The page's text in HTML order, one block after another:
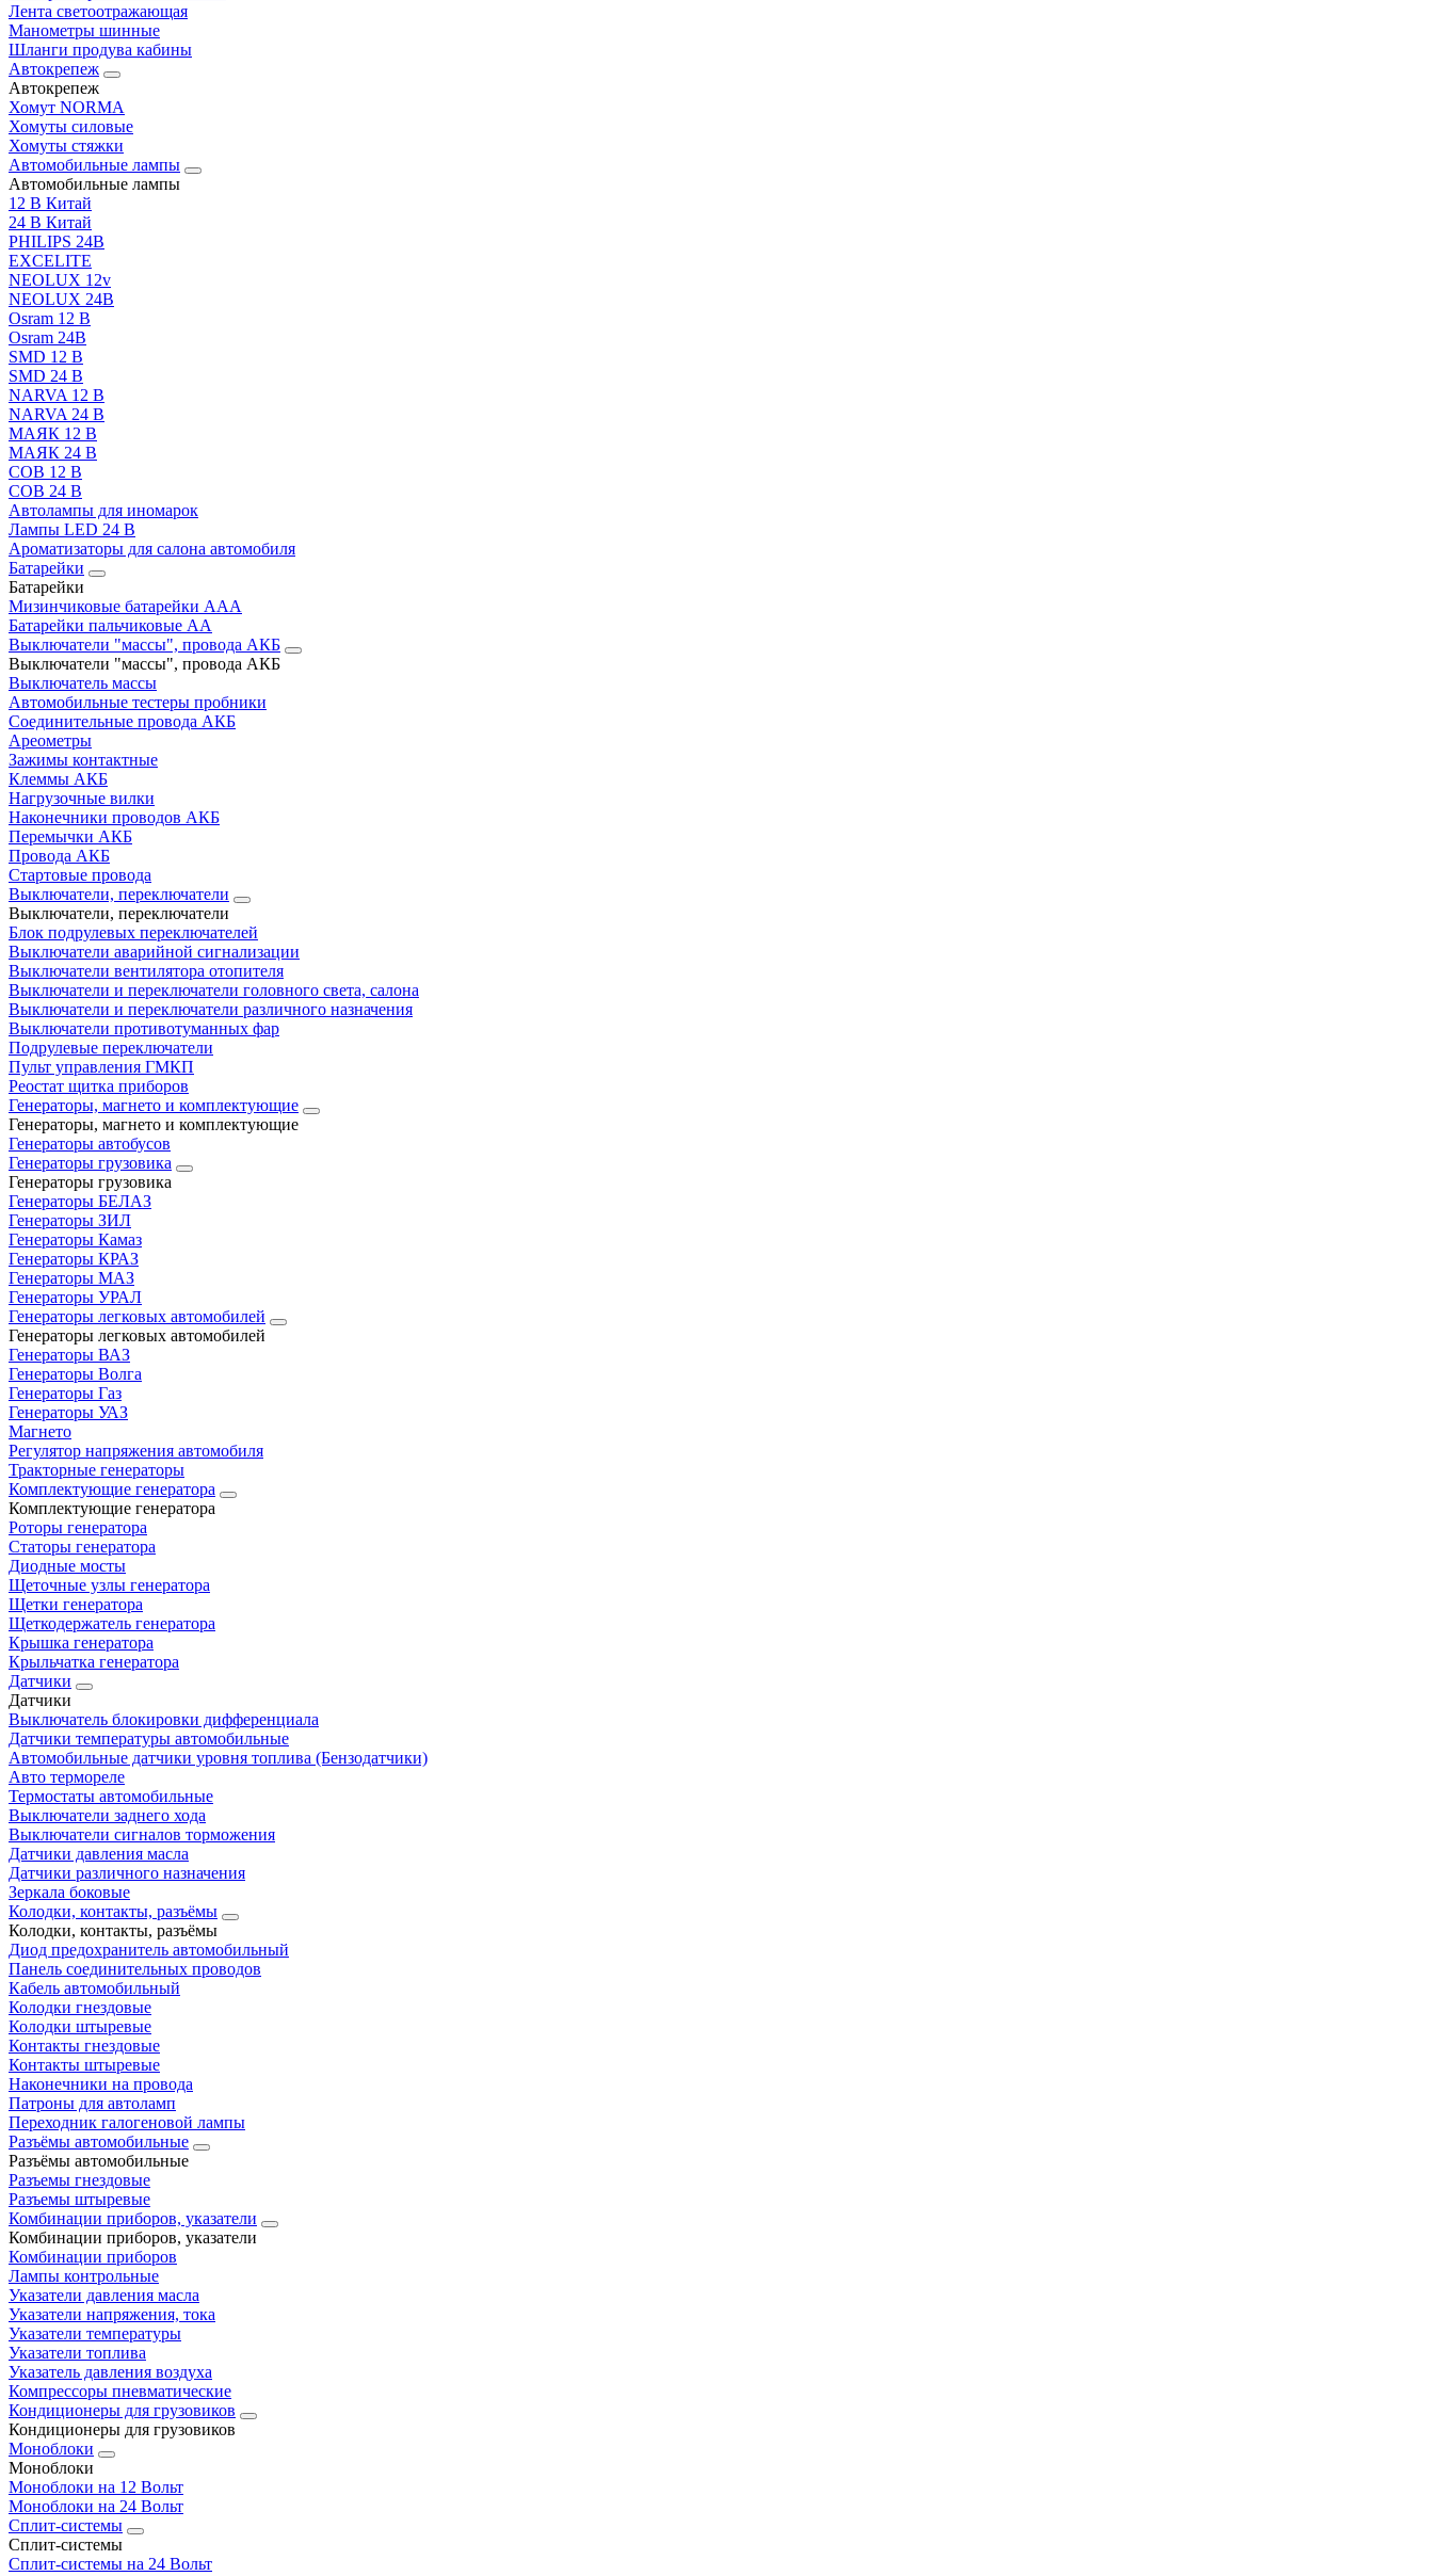
Лента светоотражающая
Манометры шинные
Шланги продува кабины
Автокрепеж
Автокрепеж
Хомут NORMA
Хомуты силовые
Хомуты стяжки
Автомобильные лампы
Автомобильные лампы
12 В Китай
24 В Китай
PHILIPS 24В
EXCELITE
NEOLUX 12v
NEOLUX 24В
Osram 12 В
Osram 24В
SMD 12 В
SMD 24 В
NARVA 12 В
NARVA 24 В
МАЯК 12 В
МАЯК 24 В
COB 12 В
COB 24 В
Автолампы для иномарок
Лампы LED 24 B
Ароматизаторы для салона автомобиля
Батарейки
Батарейки
Мизинчиковые батарейки AAA
Батарейки пальчиковые АА
Выключатели "массы", провода АКБ
Выключатели "массы", провода АКБ
Выключатель массы
Автомобильные тестеры пробники
Соединительные провода АКБ
Ареометры
Зажимы контактные
Клеммы АКБ
Нагрузочные вилки
Наконечники проводов АКБ
Перемычки АКБ
Провода АКБ
Стартовые провода
Выключатели, переключатели
Выключатели, переключатели
Блок подрулевых переключателей
Выключатели аварийной сигнализации
Выключатели вентилятора отопителя
Выключатели и переключатели головного света, салона
Выключатели и переключатели различного назначения
Выключатели противотуманных фар
Подрулевые переключатели
Пульт управления ГМКП
Реостат щитка приборов
Генераторы, магнето и комплектующие
Генераторы, магнето и комплектующие
Генераторы автобусов
Генераторы грузовика
Генераторы грузовика
Генераторы БЕЛАЗ
Генераторы ЗИЛ
Генераторы Камаз
Генераторы КРАЗ
Генераторы МАЗ
Генераторы УРАЛ
Генераторы легковых автомобилей
Генераторы легковых автомобилей
Генераторы ВАЗ
Генераторы Волга
Генераторы Газ
Генераторы УАЗ
Магнето
Регулятор напряжения автомобиля
Тракторные генераторы
Комплектующие генератора
Комплектующие генератора
Роторы генератора
Статоры генератора
Диодные мосты
Щеточные узлы генератора
Щетки генератора
Щеткодержатель генератора
Крышка генератора
Крыльчатка генератора
Датчики
Датчики
Выключатель блокировки дифференциала
Датчики температуры автомобильные
Автомобильные датчики уровня топлива (Бензодатчики)
Авто термореле
Термостаты автомобильные
Выключатели заднего хода
Выключатели сигналов торможения
Датчики давления масла
Датчики различного назначения
Зеркала боковые
Колодки, контакты, разъёмы
Колодки, контакты, разъёмы
Диод предохранитель автомобильный
Панель соединительных проводов
Кабель автомобильный
Колодки гнездовые
Колодки штыревые
Контакты гнездовые
Контакты штыревые
Наконечники на провода
Патроны для автоламп
Переходник галогеновой лампы
Разъёмы автомобильные
Разъёмы автомобильные
Разъемы гнездовые
Разъемы штыревые
Комбинации приборов, указатели
Комбинации приборов, указатели
Комбинации приборов
Лампы контрольные
Указатели давления масла
Указатели напряжения, тока
Указатели температуры
Указатели топлива
Указатель давления воздуха
Компрессоры пневматические
Кондиционеры для грузовиков
Кондиционеры для грузовиков
Моноблоки
Моноблоки
Моноблоки на 12 Вольт
Моноблоки на 24 Вольт
Сплит-системы
Сплит-системы
Сплит‑системы на 24 Вольт